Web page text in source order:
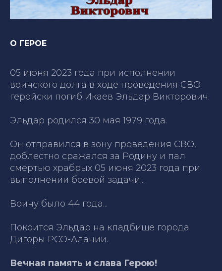
О ГЕРОЕ
05 июня 2023 года при исполнении
воинского долга в ходе проведения СВО
геройски погиб Икаев Эльдар Викторович.
Эльдар родился 30 мая 1979 года.
Он отправился в зону проведения СВО,
доблестно сражался за Родину и пал
смертью храбрых 05 июня 2023 года при
выполнении боевой задачи...
Воину было 44 года...
Покоится Эльдар на кладбище города
Дигоры РСО-Алании.
Вечная память и слава Герою!